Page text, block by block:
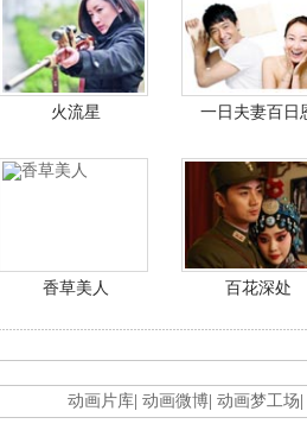
火流星 一日夫妻百日
香草美人 百花深处
动画片库 动画微博 动画梦工场